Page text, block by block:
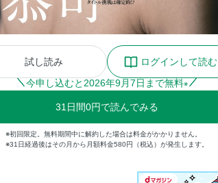
試し読み
ログインして読む
今申し込むと 2026年9月7日まで無料※
31 日間0円で読んでみる
※初回限定。無料期間中に解約した場合は料金がかかりません。
※31日経過後はその月から月額料金580円（税込）が発生します。